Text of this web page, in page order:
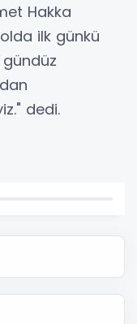
Hakka
ilk günkü
gündüz
dedi.